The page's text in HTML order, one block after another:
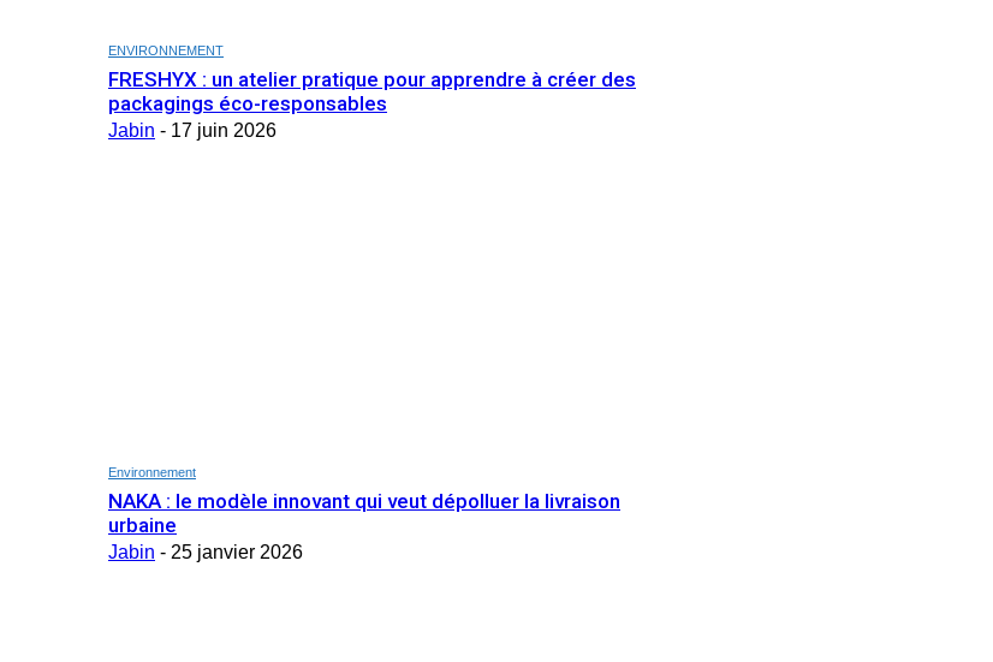
ENVIRONNEMENT
FRESHYX : un atelier pratique pour apprendre à créer des
packagings éco-responsables
Jabin - 17 juin 2026
Environnement
NAKA : le modèle innovant qui veut dépolluer la livraison
urbaine
Jabin - 25 janvier 2026